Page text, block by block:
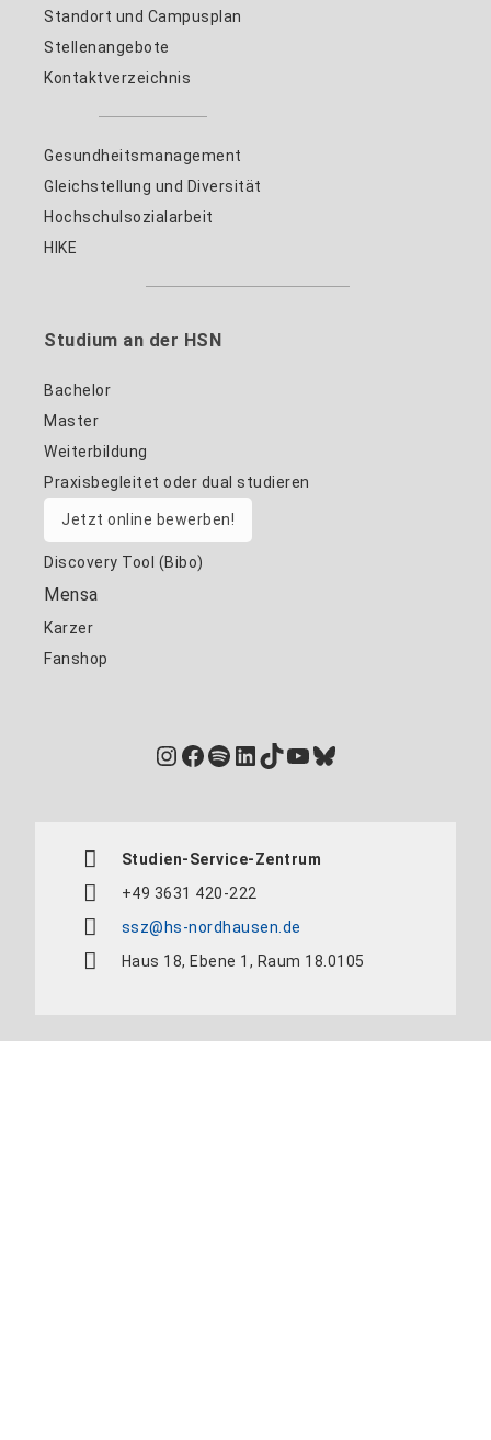
Standort und Campusplan
Stellenangebote
Kontaktverzeichnis
Gesundheitsmanagement
Gleichstellung und Diversität
Hochschulsozialarbeit
HIKE
Studium an der HSN
Bachelor
Master
Weiterbildung
Praxisbegleitet oder dual studieren
Jetzt online bewerben!
Discovery Tool (Bibo)
Mensa
Karzer
Fanshop
Instagram
Facebook
Spotify
LinkedIn
TikTok
YouTube
Bluesky
Studien-Service-Zentrum
+49 3631 420-222
ssz@hs-nordhausen.de
Haus 18, Ebene 1, Raum 18.0105